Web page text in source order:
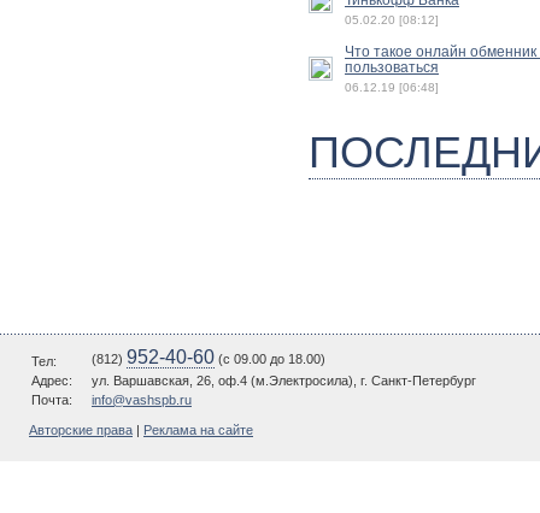
05.02.20 [08:12]
Что такое онлайн обменник
пользоваться
06.12.19 [06:48]
Тел: (812) 952-40-60 (c 09.00 до 18.00)
Адрес:
ул. Варшавская, 26, оф.4 (м.Электросила), г. Санкт-Петербург
Почта:
info@vashspb.ru
Авторские права Реклама на сайте